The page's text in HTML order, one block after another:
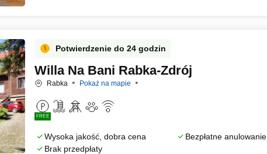
Potwierdzenie do 24 godzin
Willa Na Bani Rabka-Zdrój
Rabka Pokaż na mapie
FREE
Wysoka jakość, dobra cena
Bezpłatne anulowanie
Brak przedpłaty